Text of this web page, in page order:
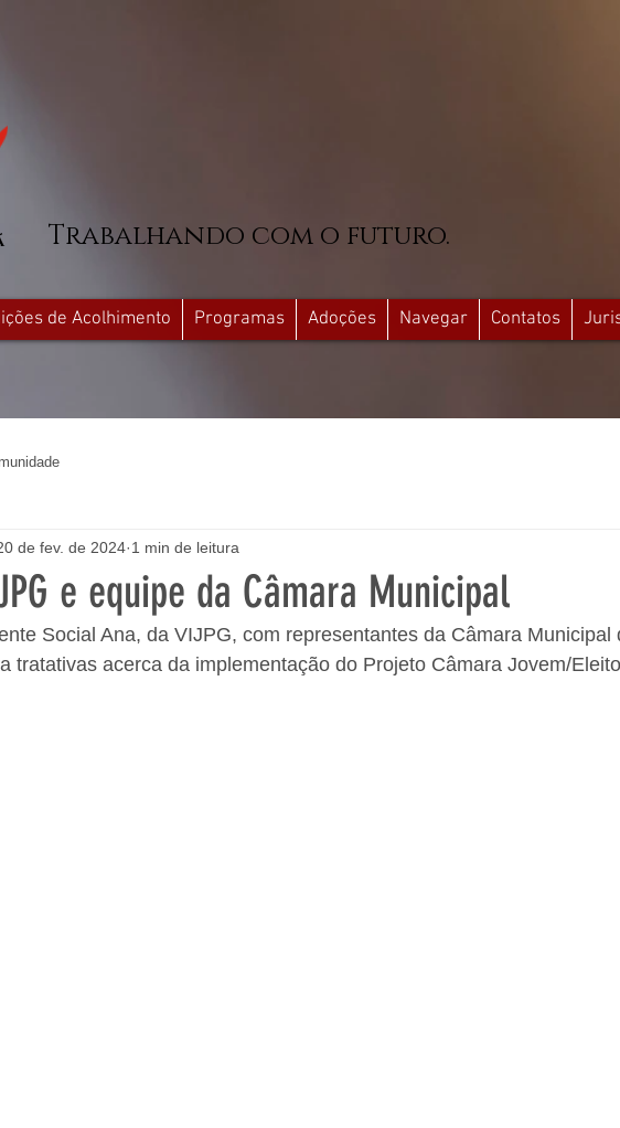
Trabalhando com o futuro.
de Acolhimento Programas Adoções Navegar Contatos
e equipe da Câmara Municipal
de fev. de 2024 1 min de leitura
Social Ana, da VIJPG, com representantes da Câmara Municipal
tratativas acerca da implementação do Projeto Câmara Jovem/